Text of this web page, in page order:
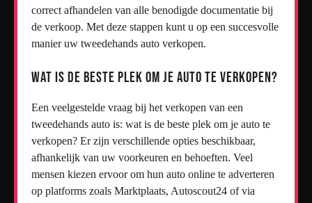
correct afhandelen van alle benodigde documentatie bij
de verkoop. Met deze stappen kunt u op een succesvolle
manier uw tweedehands auto verkopen.
Wat is de beste plek om je auto te verkopen?
Een veelgestelde vraag bij het verkopen van een
tweedehands auto is: wat is de beste plek om je auto te
verkopen? Er zijn verschillende opties beschikbaar,
afhankelijk van uw voorkeuren en behoeften. Veel
mensen kiezen ervoor om hun auto online te adverteren
op platforms zoals Marktplaats, Autoscout24 of via